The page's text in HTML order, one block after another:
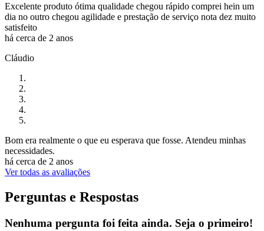
Excelente produto ótima qualidade chegou rápido comprei hein um
dia no outro chegou agilidade e prestação de serviço nota dez muito
satisfeito
há cerca de 2 anos
Cláudio
Bom era realmente o que eu esperava que fosse. Atendeu minhas
necessidades.
há cerca de 2 anos
Ver todas as avaliações
Perguntas e Respostas
Nenhuma pergunta foi feita ainda. Seja o primeiro!